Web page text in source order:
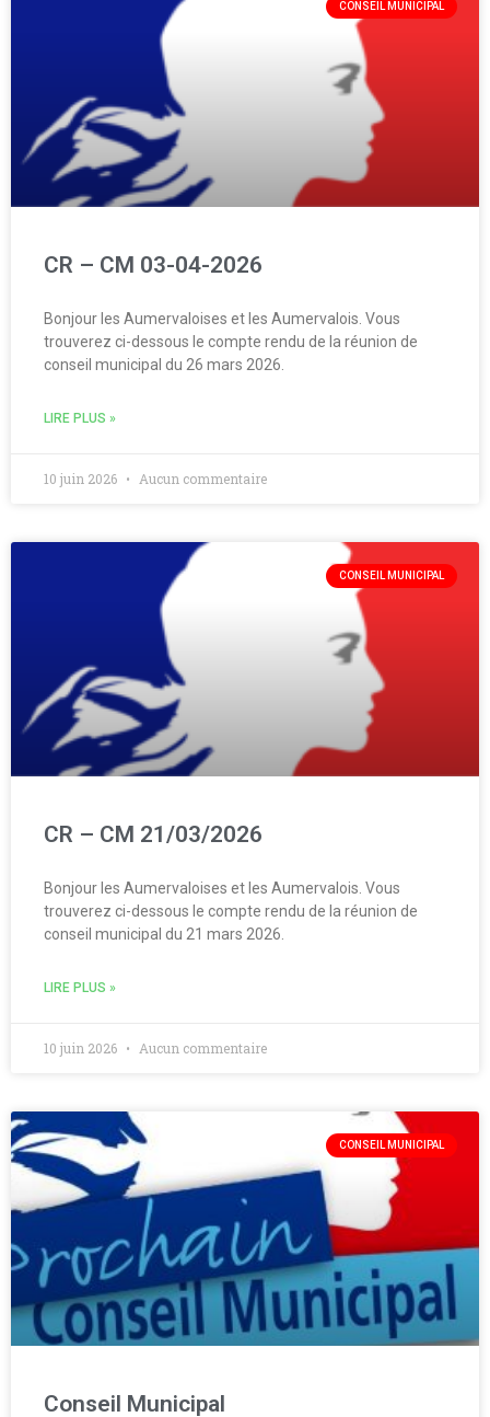
CONSEIL MUNICIPAL
CR – CM 03-04-2026
Bonjour les Aumervaloises et les Aumervalois. Vous
trouverez ci-dessous le compte rendu de la réunion de
conseil municipal du 26 mars 2026.
LIRE PLUS »
10 juin 2026 Aucun commentaire
CONSEIL MUNICIPAL
CR – CM 21/03/2026
Bonjour les Aumervaloises et les Aumervalois. Vous
trouverez ci-dessous le compte rendu de la réunion de
conseil municipal du 21 mars 2026.
LIRE PLUS »
10 juin 2026 Aucun commentaire
CONSEIL MUNICIPAL
Conseil Municipal